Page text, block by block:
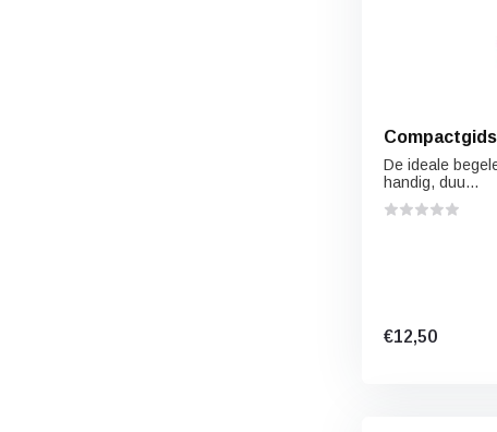
De ideale
handig, duu...
€12,50